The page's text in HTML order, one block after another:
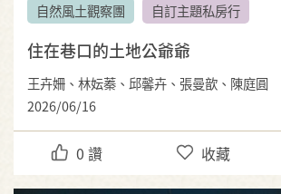
自然風土觀察團 自訂主題私房行
住在巷口的土地公爺爺
王卉姍、林妘蓁、邱馨卉、張曼歆、陳庭圓
2026/06/16
0 讚 收藏